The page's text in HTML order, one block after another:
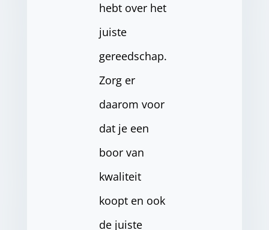
hebt over het
juiste
gereedschap.
Zorg er
daarom voor
dat je een
boor van
kwaliteit
koopt en ook
de juiste